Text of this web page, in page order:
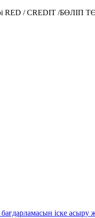
RED / CREDIT /БӨЛІП
іске асыру